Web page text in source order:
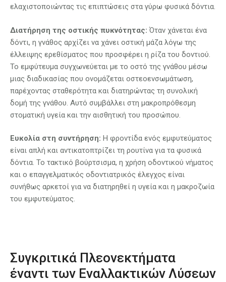
ελαχιστοποιώντας τις επιπτώσεις στα γύρω φυσικά δόντια.
Διατήρηση της οστικής πυκνότητας:Όταν χάνεται ένα
δόντι, η γνάθος αρχίζει να χάνει οστική μάζα λόγω της
έλλειψης ερεθίσματος που προσφέρει η ρίζα του δοντιού.
Το εμφύτευμα συγχωνεύεται με το οστό της γνάθου μέσω
μιας διαδικασίας που ονομάζεται οστεοενσωμάτωση,
παρέχοντας σταθερότητα και διατηρώντας τη συνολική
δομή της γνάθου. Αυτό συμβάλλει στη μακροπρόθεσμη
στοματική υγεία και την αισθητική του προσώπου.
Ευκολία στη συντήρηση: Η φροντίδα ενός εμφυτεύματος
είναι απλή και αντικατοπτρίζει τη ρουτίνα για τα φυσικά
δόντια. Το τακτικό βούρτσισμα, η χρήση οδοντικού νήματος
και ο επαγγελματικός οδοντιατρικός έλεγχος είναι
συνήθως αρκετοί για να διατηρηθεί η υγεία και η μακροζωία
του εμφυτεύματος.
Συγκριτικά Πλεονεκτήματα
έναντι των Εναλλακτικών Λύσεων